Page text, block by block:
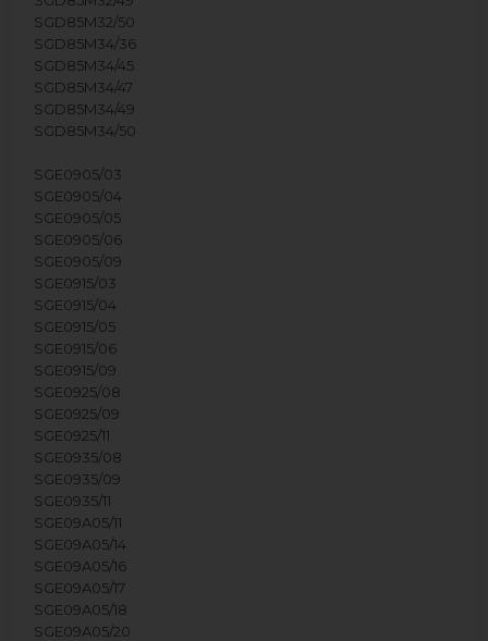
SGD85M32/50
SGD85M34/36
SGD85M34/45
SGD85M34/47
SGD85M34/49
SGD85M34/50
SGE0905/03
SGE0905/04
SGE0905/05
SGE0905/06
SGE0905/09
SGE0915/03
SGE0915/04
SGE0915/05
SGE0915/06
SGE0915/09
SGE0925/08
SGE0925/09
SGE0925/11
SGE0935/08
SGE0935/09
SGE0935/11
SGE09A05/11
SGE09A05/14
SGE09A05/16
SGE09A05/17
SGE09A05/18
SGE09A05/20